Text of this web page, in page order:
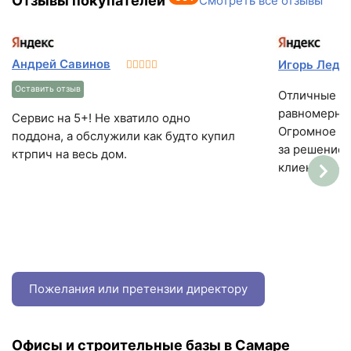
Андрей Савинов
Оставить отзыв
Сервис на 5+! Не хватило одно
поддона, а обслужили как будто купил
ктрпич на весь дом.
Игорь
Отличные
Огромное
за решение
Пожелания или претензии директору
Офисы и строительные базы в Самаре